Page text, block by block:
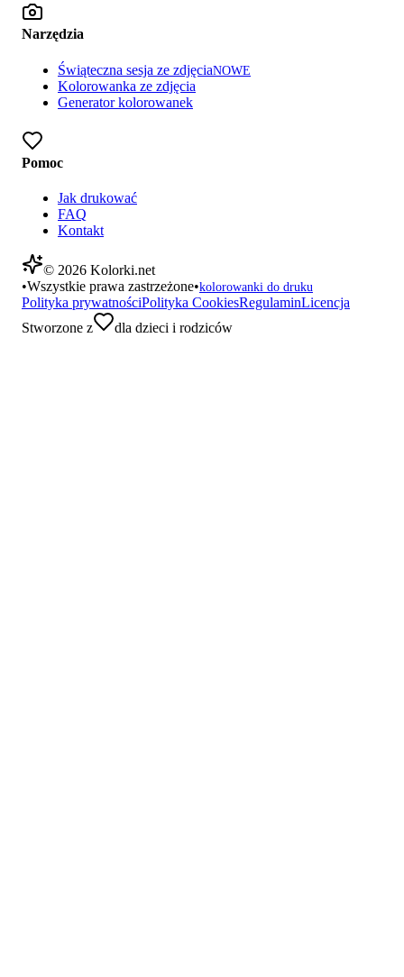
Narzędzia
Świąteczna sesja ze zdjęciaNOWE
Kolorowanka ze zdjęcia
Generator kolorowanek
Pomoc
Jak drukować
FAQ
Kontakt
© 2026 Kolorki.net
•Wszystkie prawa zastrzeżone•kolorowanki do druku
Polityka prywatnościPolityka CookiesRegulaminLicencja
Stworzone z
dla dzieci i rodziców